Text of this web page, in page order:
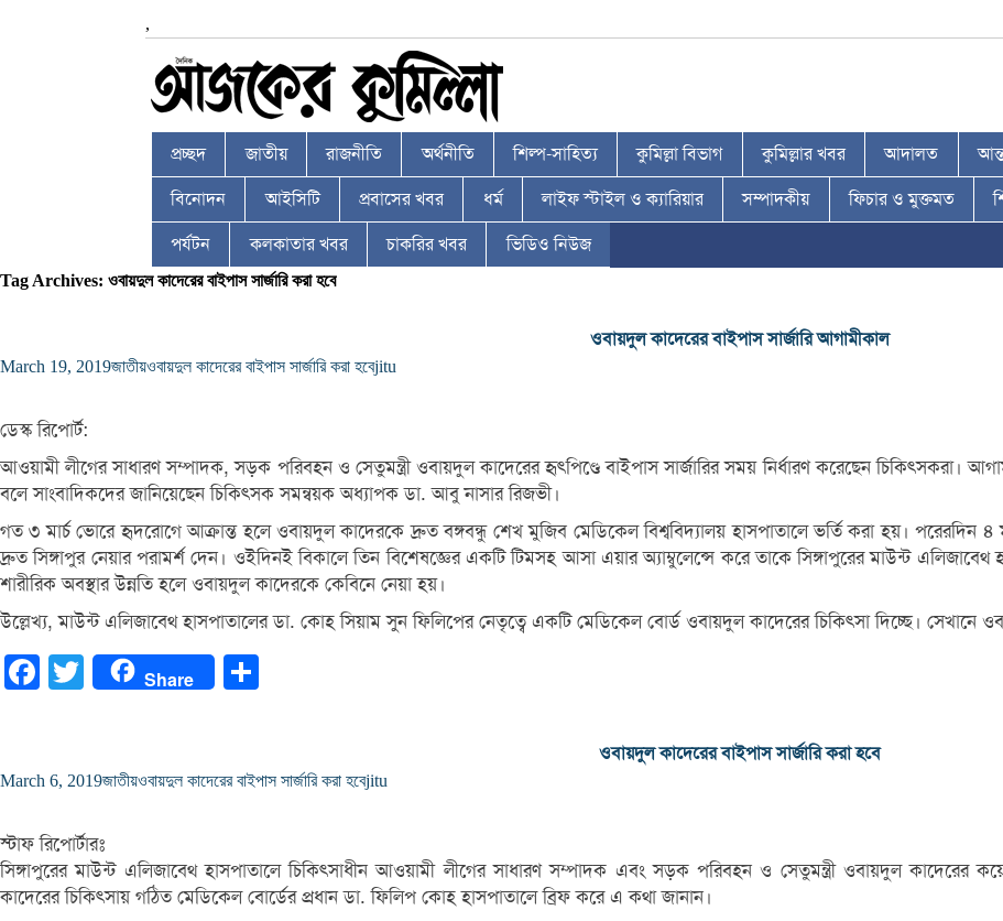
,
প্রচ্ছদ জাতীয় রাজনীতি অর্থনীতি শিল্প-সাহিত্য কুমিল্লা বিভাগ কুমিল্লার খবর আদালত
বিনোদন আইসিটি প্রবাসের খবর ধর্ম লাইফ স্টাইল ও ক্যারিয়ার সম্পাদকীয় ফিচার ও মুক্তমত
পর্যটন কলকাতার খবর চাকরির খবর ভিডিও নিউজ
Tag Archives: ওবায়দুল কাদেরের বাইপাস সার্জারি করা হবে
ওবায়দুল কাদেরের বাইপাস সার্জারি আগামীকাল
March 19, 2019জাতীয়ওবায়দুল কাদেরের বাইপাস সার্জারি করা হবেjitu
ডেস্ক রিপোর্ট:
আওয়ামী লীগের সাধারণ সম্পাদক, সড়ক পরিবহন ও সেতুমন্ত্রী ওবায়দুল কাদেরের হৃৎপিণ্ডে বাইপাস সার্জারির সময় নির্ধারণ করেছেন চিকিৎসকরা।
বলে সাংবাদিকদের জানিয়েছেন চিকিৎসক সমন্বয়ক অধ্যাপক ডা. আবু নাসার রিজভী।
গত ৩ মার্চ ভোরে হৃদরোগে আক্রান্ত হলে ওবায়দুল কাদেরকে দ্রুত বঙ্গবন্ধু শেখ মুজিব মেডিকেল বিশ্ববিদ্যালয় হাসপাতালে ভর্তি করা হয়। পরেরদিন ৪
দ্রুত সিঙ্গাপুর নেয়ার পরামর্শ দেন। ওইদিনই বিকালে তিন বিশেষজ্ঞের একটি টিমসহ আসা এয়ার অ্যাম্বুলেন্সে করে তাকে সিঙ্গাপুরের মাউন্ট
শারীরিক অবস্থার উন্নতি হলে ওবায়দুল কাদেরকে কেবিনে নেয়া হয়।
উল্লেখ্য, মাউন্ট এলিজাবেথ হাসপাতালের ডা. কোহ সিয়াম সুন ফিলিপের নেতৃত্বে একটি মেডিকেল বোর্ড ওবায়দুল কাদেরের চিকিৎসা দিচ্ছে। সেখানে
FacebookTwitter Share
ওবায়দুল কাদেরের বাইপাস সার্জারি করা হবে
March 6, 2019জাতীয়ওবায়দুল কাদেরের বাইপাস সার্জারি করা হবেjitu
স্টাফ রিপোর্টারঃ
সিঙ্গাপুরের মাউন্ট এলিজাবেথ হাসপাতালে চিকিৎসাধীন আওয়ামী লীগের সাধারণ সম্পাদক এবং সড়ক পরিবহন ও সেতুমন্ত্রী ওবায়দুল কাদেরের
কাদেরের চিকিৎসায় গঠিত মেডিকেল বোর্ডের প্রধান ডা. ফিলিপ কোহ হাসপাতালে ব্রিফ করে এ কথা জানান।